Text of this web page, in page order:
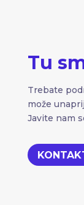
Tu
Trebate
može
Javite nam